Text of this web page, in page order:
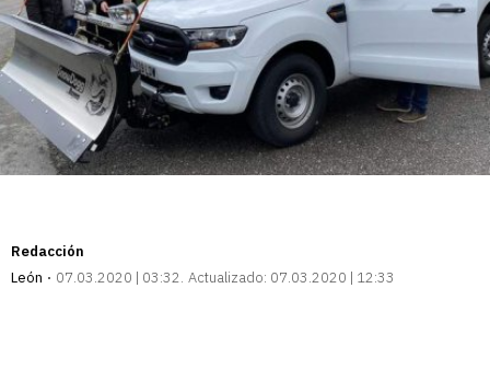
Redacción
León
07.03.2020 | 03:32 Actualizado: 07.03.2020 | 12:33